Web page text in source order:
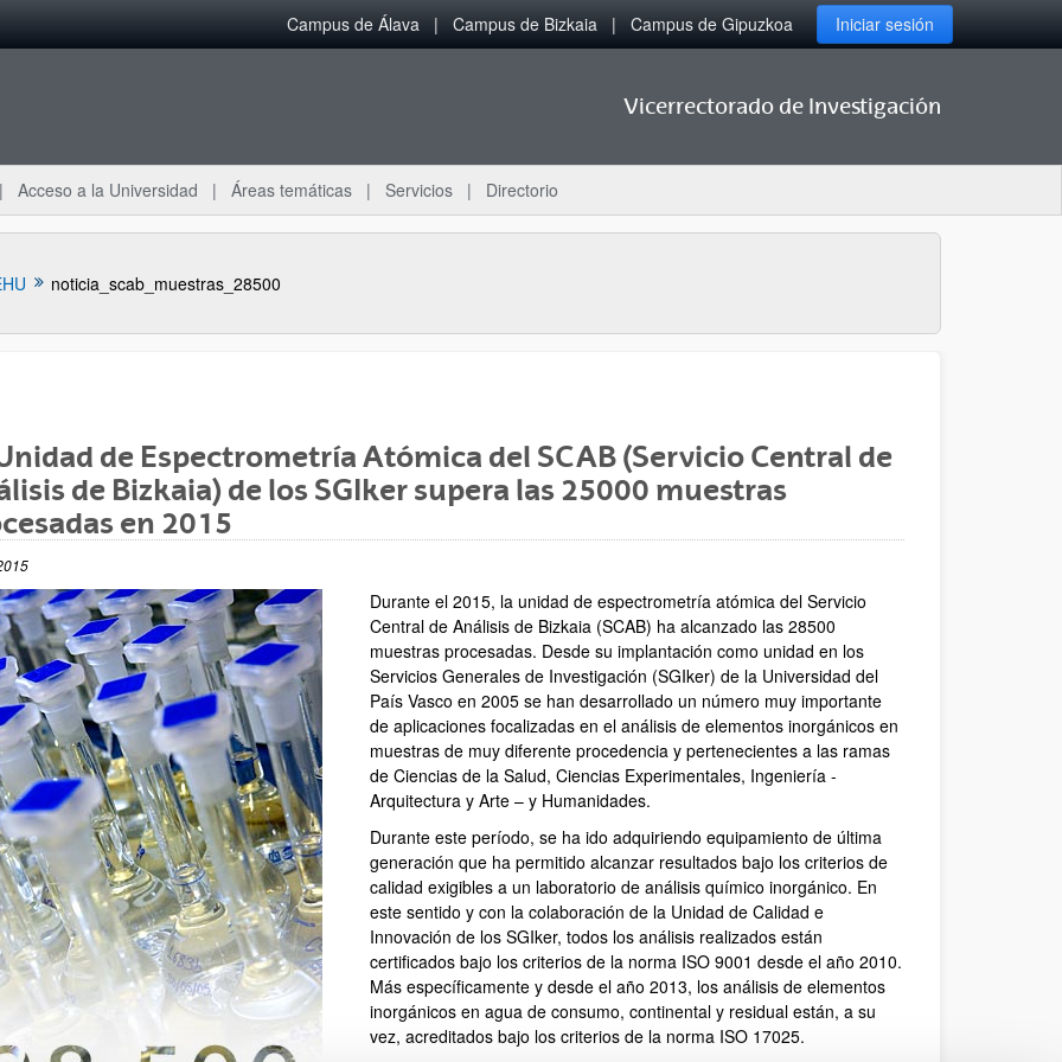
Campus de Álava Campus de Bizkaia Campus de Gipuzkoa Iniciar sesión
Vicerrectorado de Investigación
Acceso a la Universidad Áreas temáticas Servicios Directorio
noticia_scab_muestras_28500
subpáginas
de Espectrometría Atómica del SCAB (Servicio Central de
de Bizkaia) de los SGIker supera las 25000 muestras
en 2015
Durante el 2015, la unidad de espectrometría atómica del Servicio
Central de Análisis de Bizkaia (SCAB) ha alcanzado las 28500
muestras procesadas. Desde su implantación como unidad en los
Servicios Generales de Investigación (SGIker) de la Universidad del
País Vasco en 2005 se han desarrollado un número muy importante
de aplicaciones focalizadas en el análisis de elementos inorgánicos en
muestras de muy diferente procedencia y pertenecientes a las ramas
de Ciencias de la Salud, Ciencias Experimentales, Ingeniería -
Arquitectura y Arte – y Humanidades.
Durante este período, se ha ido adquiriendo equipamiento de última
generación que ha permitido alcanzar resultados bajo los criterios de
calidad exigibles a un laboratorio de análisis químico inorgánico. En
este sentido y con la colaboración de la Unidad de Calidad e
Innovación de los SGIker, todos los análisis realizados están
certificados bajo los criterios de la norma ISO 9001 desde el año 2010.
Más específicamente y desde el año 2013, los análisis de elementos
inorgánicos en agua de consumo, continental y residual están, a su
vez, acreditados bajo los criterios de la norma ISO 17025.